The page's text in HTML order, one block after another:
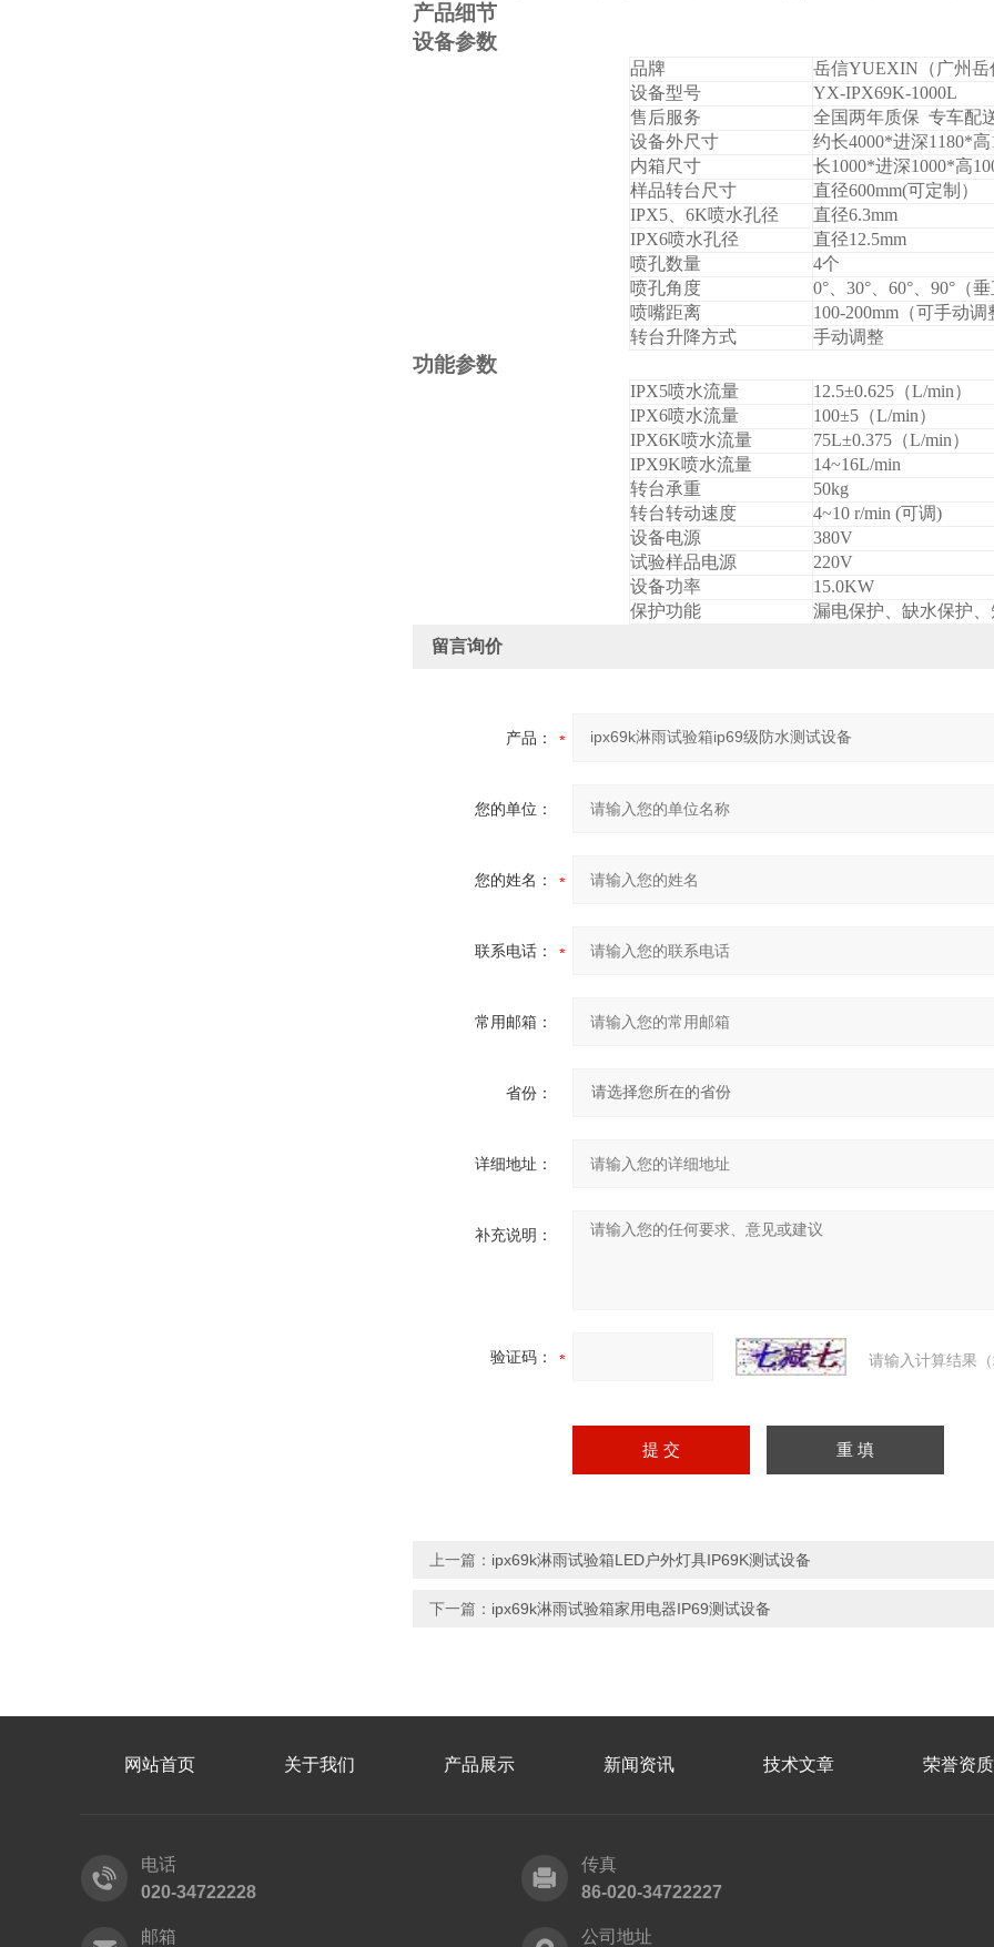
产品细节
设备参数
品牌
岳信YUEXIN（广州
设备型号
YX-IPX69K-1000L
售后服务
全国两年质保 专车配
设备外尺寸
约长4000*进深1180*高
内箱尺寸
长1000*进深1000*高
样品转台尺寸
直径600mm(可定制）
IPX5 、6K喷水孔径
直径6.3mm
IPX6喷水孔径
直径12.5mm
喷孔数量
4个
喷孔角度
0°、30°、60°、90°（
喷嘴距离
100-200mm （可手动调
转台升降方式
手动调整
功能参数
IPX5喷水流量 12.5±0.625 （L/min）
IPX6喷水流量 100±5 （L/min）
IPX6K喷水流量 75L±0.375 （L/min）
IPX9K喷水流量
14~16L/min
转台承重
50kg
转台转动速度
4~10 r/min (可调)
设备电源
380V
试验样品电源
220V
设备功率
15.0KW
保护功能
漏电保护、缺水保护
留言询价
产品：
您的单位：
您的姓名：
联系电话：
常用邮箱：
省份：
详细地址：
补充说明：
验证码： 请输入计算结果
上一篇： ipx69k淋雨试验箱LED户外灯具IP69K测试设备
下一篇： ipx69k淋雨试验箱家用电器IP69测试设备
网站首页 关于我们 产品展示 新闻资讯 技术文章 荣誉资质
电话
020-34722228
传真
86-020-34722227
邮箱 公司地址